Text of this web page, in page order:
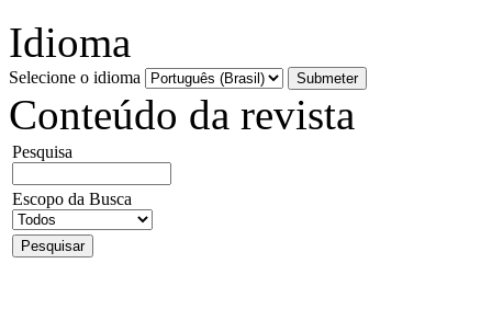
Idioma
Selecione o idioma
Conteúdo da revista
Pesquisa
Escopo da Busca